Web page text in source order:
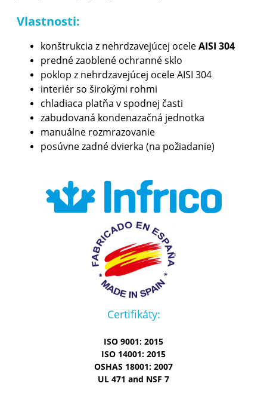
Vlastnosti:
konštrukcia z nehrdzavejúcej oceleAISI 304
predné zaoblené ochranné sklo
poklop z nehrdzavejúcej ocele AISI 304
interiér so širokými rohmi
chladiaca platňa v spodnej časti
zabudovaná kondenazačná jednotka
manuálne rozmrazovanie
posúvne zadné dvierka (na požiadanie)
Certifikáty:
ISO 9001: 2015
ISO 14001: 2015
OSHAS 18001: 2007
UL 471 and NSF 7